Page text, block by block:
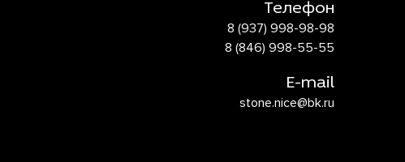
Телефон
8 (937) 998-98-98
8 (846) 998-55-55
E-mail
stone.nice@bk.ru